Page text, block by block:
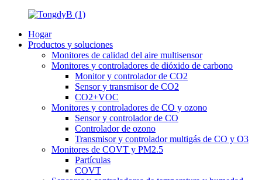
Hogar
Productos y soluciones
Monitores de calidad del aire multisensor
Monitores y controladores de dióxido de carbono
Monitor y controlador de CO2
Sensor y transmisor de CO2
CO2+VOC
Monitores y controladores de CO y ozono
Sensor y controlador de CO
Controlador de ozono
Transmisor y controlador multigás de CO y O3
Monitores de COVT y PM2.5
Partículas
COVT